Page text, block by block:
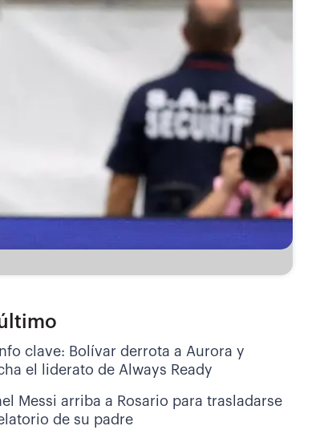
clave: Bolívar derrota a Aurora y
el liderato de Always Ready
Messi arriba a Rosario para trasladarse
de su padre